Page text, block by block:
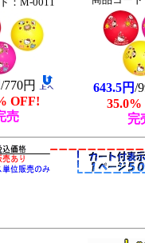
/770円
OFF!
売
643.5円/
35.0%
完